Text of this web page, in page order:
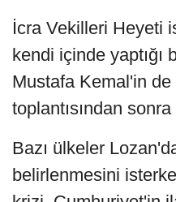
İcra Vekilleri Heyeti
kendi içinde yaptığı
Mustafa Kemal'in de
toplantısından sonra
Bazı ülkeler
belirlenmesini